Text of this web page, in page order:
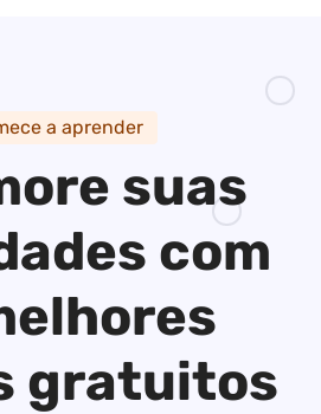
a aprender
suas
com
gratuitos